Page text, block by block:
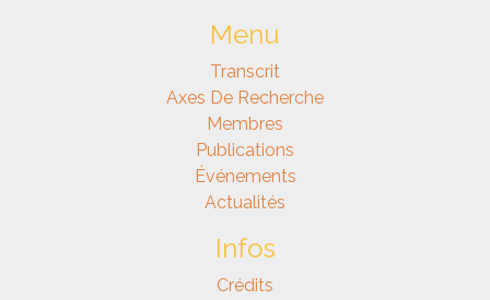
Menu
Transcrit
Axes De Recherche
Membres
Publications
Événements
Actualités
Infos
Crédits